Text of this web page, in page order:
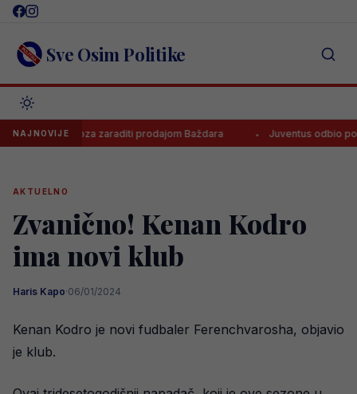
Skip
content Sve Osim Politike
NAJNOVIJE
će Zaragoza zaraditi prodajom Baždara Juventus odbio ponudu
AKTUELNO
Zvanično! Kenan Kodro
ima novi klub
Haris Kapo·06/01/2024
Kenan Kodro je novi fudbaler Ferenchvarosha, objavio
je klub.